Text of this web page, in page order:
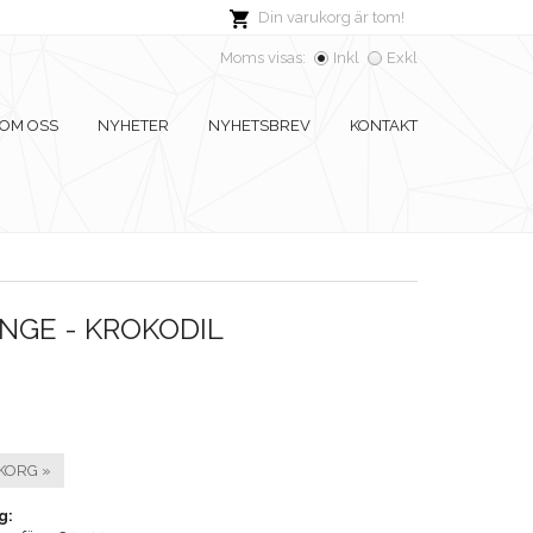
Din varukorg är tom!
Moms visas: Inkl Exkl
OM OSS NYHETER NYHETSBREV KONTAKT
- KROKODIL
»